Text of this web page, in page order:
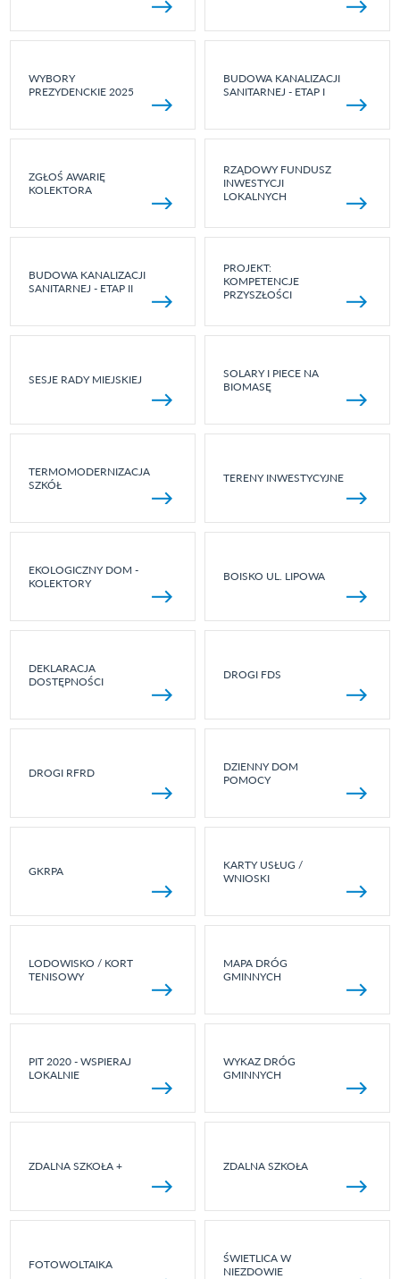
WYBORY
PREZYDENCKIE 2025
BUDOWA KANALIZACJI
SANITARNEJ - ETAP I
ZGŁOŚ AWARIĘ
KOLEKTORA
RZĄDOWY FUNDUSZ
INWESTYCJI
LOKALNYCH
BUDOWA KANALIZACJI
SANITARNEJ - ETAP II
PROJEKT:
KOMPETENCJE
PRZYSZŁOŚCI
SESJE RADY MIEJSKIEJ
SOLARY I PIECE NA
BIOMASĘ
TERMOMODERNIZACJA
SZKÓŁ
TERENY INWESTYCYJNE
EKOLOGICZNY DOM -
KOLEKTORY
BOISKO UL. LIPOWA
DEKLARACJA
DOSTĘPNOŚCI
DROGI FDS
DROGI RFRD
DZIENNY DOM
POMOCY
GKRPA
KARTY USŁUG /
WNIOSKI
LODOWISKO / KORT
TENISOWY
MAPA DRÓG
GMINNYCH
PIT 2020 - WSPIERAJ
LOKALNIE
WYKAZ DRÓG
GMINNYCH
ZDALNA SZKOŁA + ZDALNA SZKOŁA
FOTOWOLTAIKA
ŚWIETLICA W
NIEZDOWIE